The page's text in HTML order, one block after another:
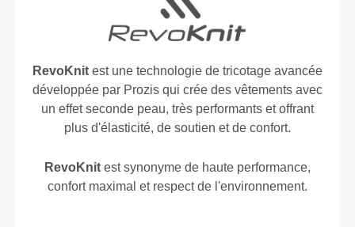
RevoKnitest une technologie de tricotage avancée
développée par Prozis qui crée des vêtements avec
un effet seconde peau, très performants et offrant
plus d'élasticité, de soutien et de confort.
RevoKnitest synonyme de haute performance,
confort maximal et respect de l'environnement.